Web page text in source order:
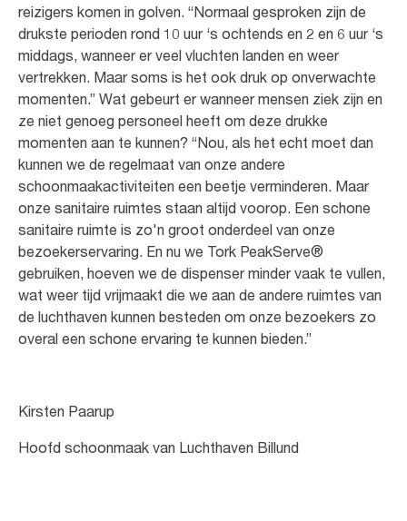
reizigers komen in golven. “Normaal gesproken zijn de
drukste perioden rond 10 uur ‘s ochtends en 2 en 6 uur ‘s
middags, wanneer er veel vluchten landen en weer
vertrekken. Maar soms is het ook druk op onverwachte
momenten.” Wat gebeurt er wanneer mensen ziek zijn en
ze niet genoeg personeel heeft om deze drukke
momenten aan te kunnen? “Nou, als het echt moet dan
kunnen we de regelmaat van onze andere
schoonmaakactiviteiten een beetje verminderen. Maar
onze sanitaire ruimtes staan altijd voorop. Een schone
sanitaire ruimte is zo'n groot onderdeel van onze
bezoekerservaring. En nu we Tork PeakServe®
gebruiken, hoeven we de dispenser minder vaak te vullen,
wat weer tijd vrijmaakt die we aan de andere ruimtes van
de luchthaven kunnen besteden om onze bezoekers zo
overal een schone ervaring te kunnen bieden.”
Kirsten Paarup
Hoofd schoonmaak van Luchthaven Billund